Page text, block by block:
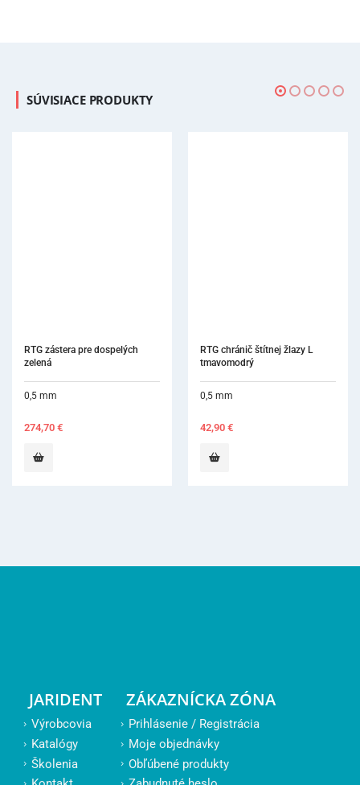
SÚVISIACE PRODUKTY
RTG zástera pre dospelých
zelená
0,5 mm
274,70 €
RTG chránič štítnej žlazy L
tmavomodrý
0,5 mm
42,90 €
JARIDENT
Výrobcovia
Katalógy
Školenia
ZÁKAZNÍCKA ZÓNA
Prihlásenie / Registrácia
Moje objednávky
Obľúbené produkty